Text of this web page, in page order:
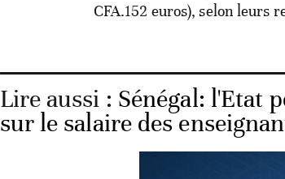
CFA.152 euros), selon leurs
Lire aussi : Sénégal: l'Etat
sur le salaire des